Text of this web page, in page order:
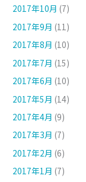
2017年10月 (7)
2017年9月 (11)
2017年8月 (10)
2017年7月 (15)
2017年6月 (10)
2017年5月 (14)
2017年4月 (9)
2017年3月 (7)
2017年2月 (6)
2017年1月 (7)